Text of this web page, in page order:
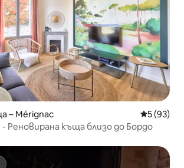
– Mérignac Средна
5 (93)
- Реновирана къща близо до Бордо